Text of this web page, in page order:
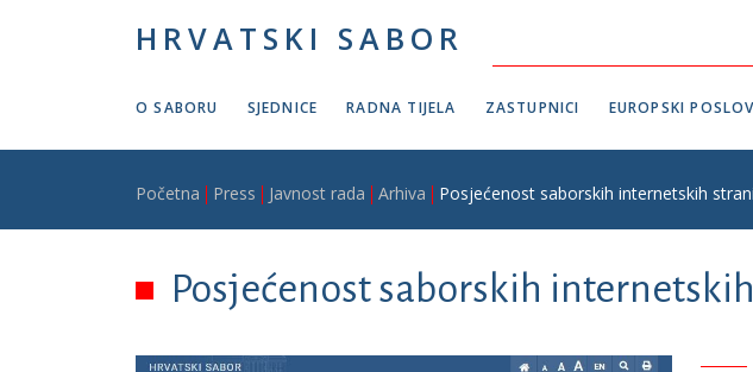
HRVATSKI SABOR
O SABORU SJEDNICE RADNA TIJELA ZASTUPNICI EUROPSKI
Breadcrumb
Početna Press Javnost rada Arhiva Posjećenost saborskih internetskih
Posjećenost saborskih